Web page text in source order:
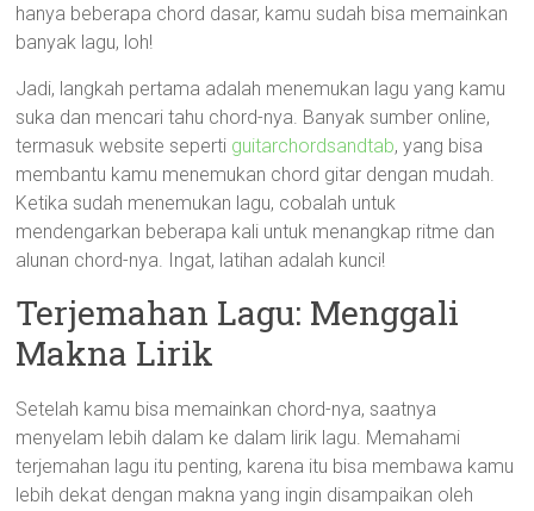
hanya beberapa chord dasar, kamu sudah bisa memainkan
banyak lagu, loh!
Jadi, langkah pertama adalah menemukan lagu yang kamu
suka dan mencari tahu chord-nya. Banyak sumber online,
termasuk website seperti guitarchordsandtab, yang bisa
membantu kamu menemukan chord gitar dengan mudah.
Ketika sudah menemukan lagu, cobalah untuk
mendengarkan beberapa kali untuk menangkap ritme dan
alunan chord-nya. Ingat, latihan adalah kunci!
Terjemahan Lagu: Menggali
Makna Lirik
Setelah kamu bisa memainkan chord-nya, saatnya
menyelam lebih dalam ke dalam lirik lagu. Memahami
terjemahan lagu itu penting, karena itu bisa membawa kamu
lebih dekat dengan makna yang ingin disampaikan oleh